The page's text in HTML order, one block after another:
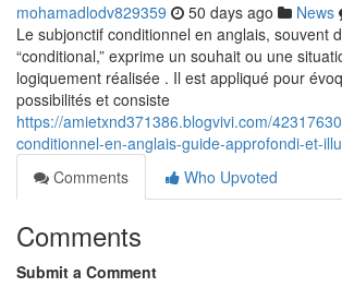
mohamadlodv829359 50 days ago News
Le subjonctif conditionnel en anglais, souvent
“conditional,” exprime un souhait ou une
logiquement réalisée . Il est appliqué pour
possibilités et consiste
https://amietxnd371386.blogvivi.com/
conditionnel-en-anglais-guide-approfondi-et-
Comments
Who Upvoted
Comments
Submit a Comment